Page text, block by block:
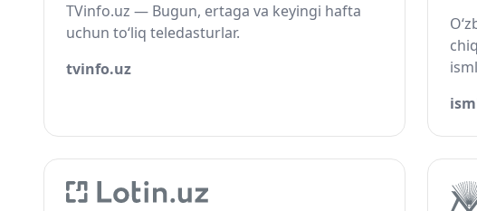
TVinfo.uz — Bugun, ertaga va keyingi hafta
uchun to‘liq teledasturlar.
tvinfo.uz